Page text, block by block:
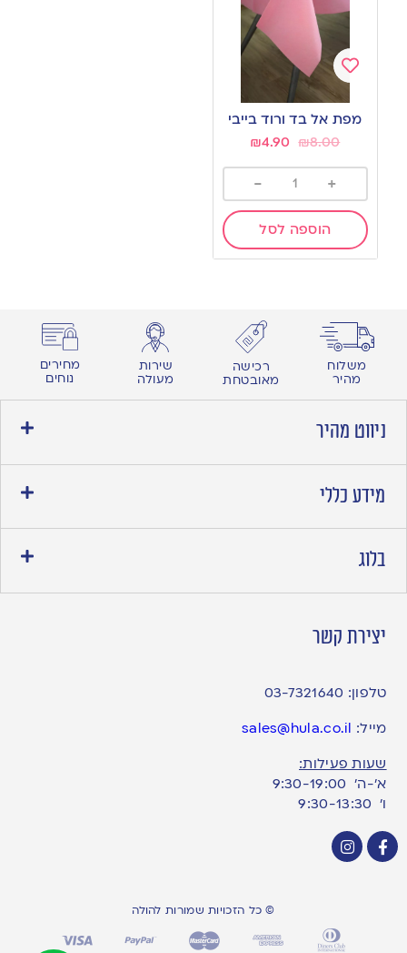
Add
to
מפת אל בד ורוד בייבי
₪8.00
₪4.90
+
-
הוספה לסל
משלוח
מהיר
רכישה
מאובטחת
שירות
מעולה
מחירים
נוחים
ניווט מהיר
מידע כללי
בלוג
יצירת קשר
טלפון: 03-7321640
מייל: sales@hula.co.il
שעות פעילות:
א’-ה’ 9:30-19:00
ו׳ 9:30-13:30
© כל הזכויות שמורות להולה